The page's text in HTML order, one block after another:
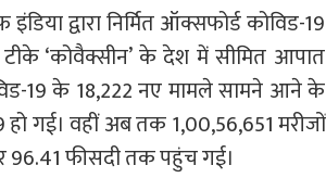
द्वारा निर्मित ऑक्सफोर्ड कोविड-19
‘कोवैक्सीन’ के देश में सीमित आपात
19 के 18,222 नए मामले सामने आने के
गई। वहीं अब तक 1,00,56,651 मरीजों
96.41 फीसदी तक पहुंच गई।